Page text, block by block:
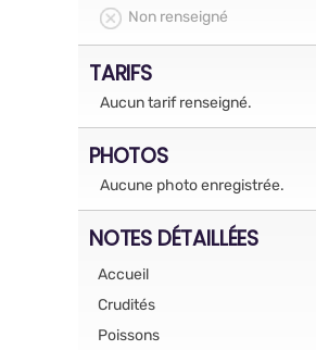
Non renseigné
TARIFS
Aucun tarif renseigné.
PHOTOS
Aucune photo enregistrée.
NOTES DÉTAILLÉES
Accueil
Crudités
Poissons